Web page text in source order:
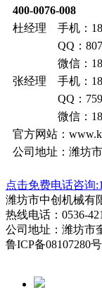
400-0076-008
杜经理 手机：
QQ：
微信：
张经理 手机：
QQ：
微信：
官方网站：
公司地址：潍坊
点击免费电话咨询
潍坊市中创机械
热线电话：0536-
公司地址：潍坊市
鲁ICP备08107280号